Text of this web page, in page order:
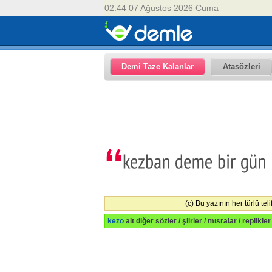
02:44 07 Ağustos 2026 Cuma
Demi Taze Kalanlar Atasözleri
(c) Bu yazının her türlü
kezo ait diğer sözler / şiirler / mısralar /